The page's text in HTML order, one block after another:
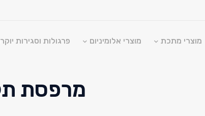
מוצרי מתכת מוצרי אלומיניום פרגולות וסגירות
מרפסת